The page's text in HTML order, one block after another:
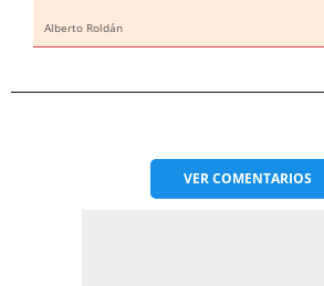
Alberto Roldán
VERCOMENTARIOS